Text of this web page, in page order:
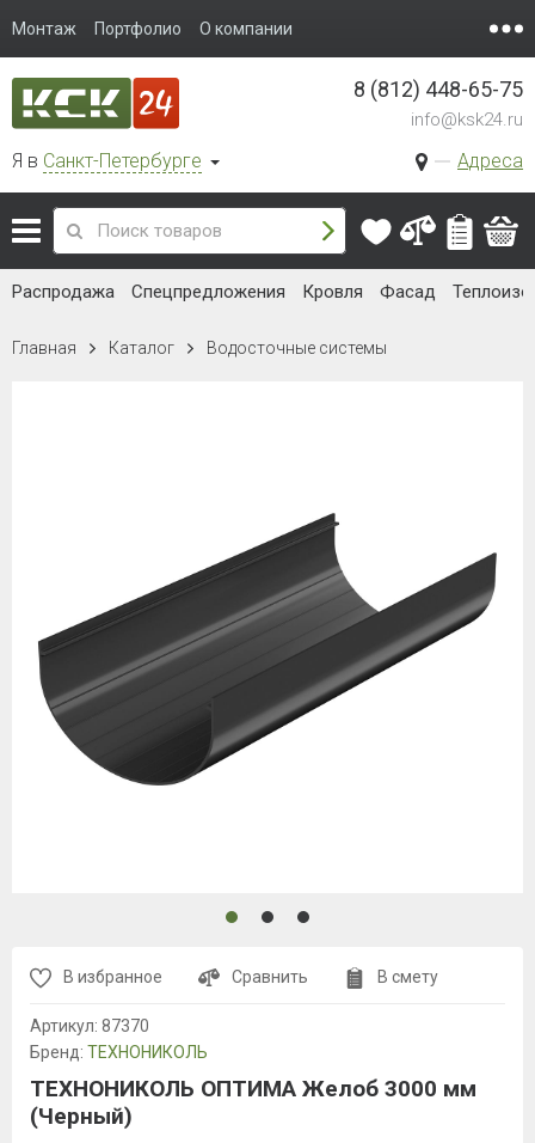
Монтаж Портфолио О компании
Я в Санкт-Петербурге Адреса
8 (812) 448-65-75
info@ksk24.ru
Распродажа Спецпредложения Кровля Фасад
Главная Каталог Водосточные системы
В избранное Сравнить В смету
Артикул: 87370
Бренд: ТЕХНОНИКОЛЬ
ТЕХНОНИКОЛЬ ОПТИМА Желоб 3000 мм
(Черный)